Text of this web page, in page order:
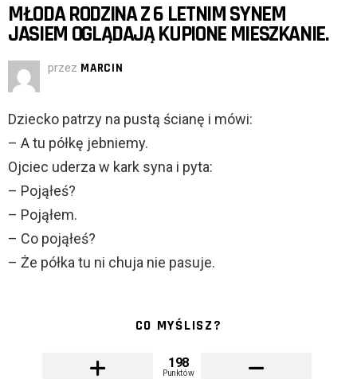
MŁODA RODZINA Z 6 LETNIM SYNEM
JASIEM OGLĄDAJĄ KUPIONE MIESZKANIE.
przez MARCIN
Dziecko patrzy na pustą ścianę i mówi:
– A tu półkę jebniemy.
Ojciec uderza w kark syna i pyta:
– Pojąłeś?
– Pojąłem.
– Co pojąłeś?
– Że półka tu ni chuja nie pasuje.
CO MYŚLISZ?
198
Punktów